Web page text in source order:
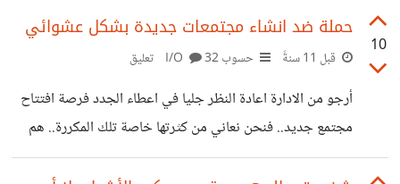
كمه- .. لم أستطع قراءته بسبب عدم وضوح الرؤية الناتج عن
الضباب الذي نفثه نفَسي على زجاج الحافلة.. على أي حال لم أكن
جثته ما هو إلّا انعكاس لهراء شخصه.. أطلقت سلسلة من النظرات
الفاحصة على ملامحه
10
حملة ضد انشاء مجتمعات جديدة بشكل عشوائي
قبل 11 سنةً حسوب I/O32 تعليق
أرجو من الادارة اعادة النظر جليا في اعطاء الجدد فرصة افتتاح
مجتمع جديد.. فنحن نعاني من كثرتها خاصة تلك المكررة.. هم
لايعرفون بعد ماذا يحتاج المجتمع وما لايحتاج.. لايعرفون ان كان